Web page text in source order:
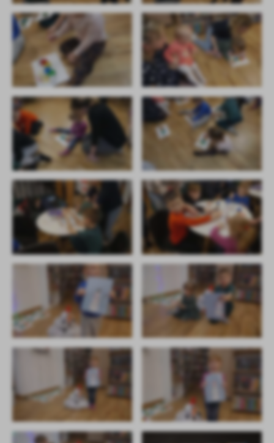
treści w postaci wiadomości, ofert, komunikatów mediów
społecznościowych.